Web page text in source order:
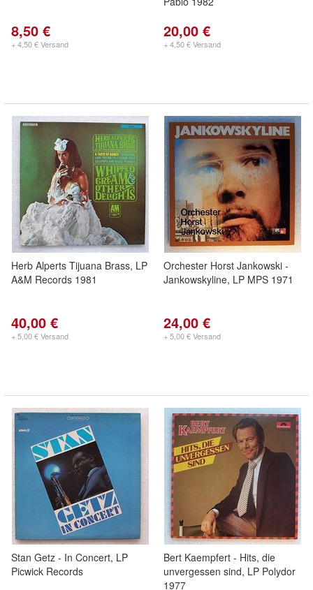
8,50 €
+ 4,50 € Versand
20,00 €
+ 4,50 € Versand
Herb Alperts Tijuana Brass, LP
A&M Records 1981
40,00 €
+ 5,00 € Versand
Orchester Horst Jankowski -
Jankowskyline, LP MPS 1971
24,00 €
+ 5,00 € Versand
Stan Getz - In Concert, LP
Picwick Records
Bert Kaempfert - Hits, die
unvergessen sind, LP Polydor
1977